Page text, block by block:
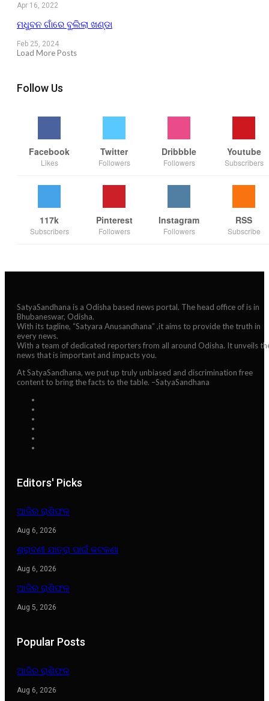
Apr 16, 2022
ମଧୁବନ ଗାଁରେ ବୁଲିଲା ଖଣ୍ଡା
Feb 25, 2024
Load More Posts
Follow Us
Facebook
Likes
Twitter
Followers
Dribbble
Followers
Youtube
Subscribers
117k
Subscribers
Pinterest
Followers
Instagram
Followers
RSS
Subscribe
SatyaSandhana is a Odisha based news portal. The head office of is in
Bhubaneswar, Odisha.
With its tagline, “Satyara Anusandhana” ,it aims to provide the truth in
every news.
With a team of dedicated reporters from all around Odisha. It unveils
news that is important and impacts you.
At SatyaSandhana, we put up truly unbiased and discrimination free
content to bring the facts to the table. –SatyaSandhana
Editors' Picks
ଆଜିର ରାଶିଫଳ
Aug 6, 2026
ଶ୍ରାବଣୀ ଯାତ୍ରା ପାଇଁ କଟକଣା
Aug 6, 2026
ଆଜିର ରାଶିଫଳ
Aug 5, 2026
Popular Posts
ଆଜିର ରାଶିଫଳ
Aug 6, 2026